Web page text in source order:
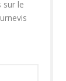
sur le